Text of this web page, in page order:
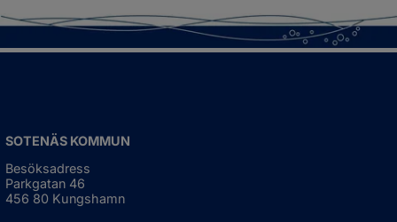
SOTENÄS KOMMUN
Besöksadress
Parkgatan 46
456 80 Kungshamn